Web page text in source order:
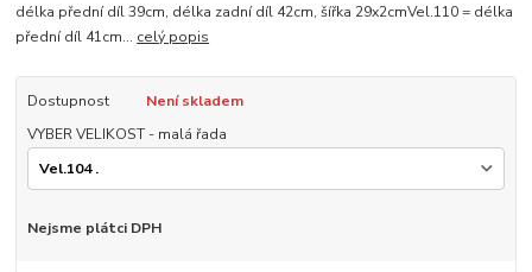
délka přední díl 39cm, délka zadní díl 42cm, šířka 29x2cmVel.110 = délka
přední díl 41cm... celý popis
Dostupnost
Není skladem
VYBER VELIKOST - malá řada
Nejsme plátci DPH